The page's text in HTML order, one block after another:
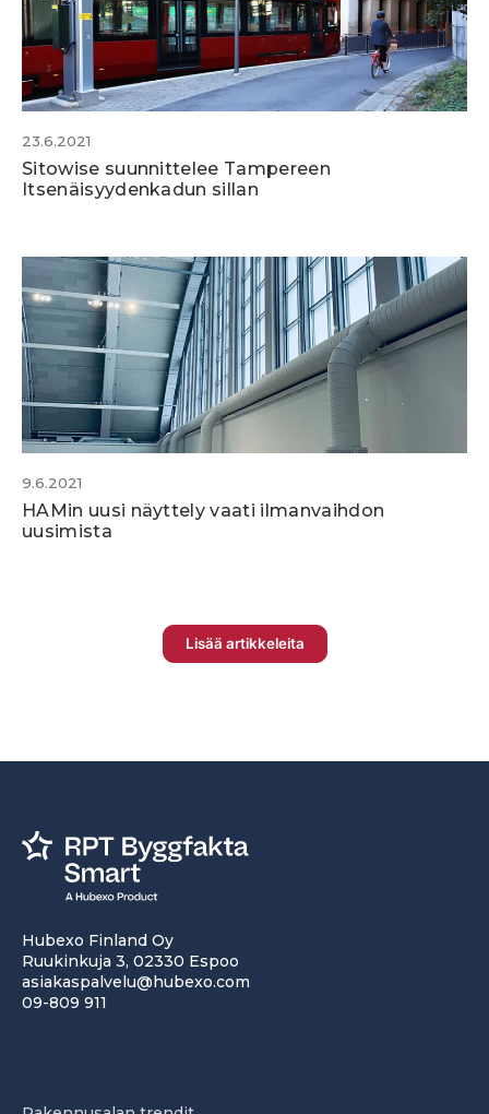
23.6.2021
Sitowise suunnittelee Tampereen
Itsenäisyydenkadun sillan
9.6.2021
HAMin uusi näyttely vaati ilmanvaihdon
uusimista
Lisää artikkeleita
Hubexo Finland Oy
Ruukinkuja 3, 02330 Espoo
asiakaspalvelu@hubexo.com
09-809 911